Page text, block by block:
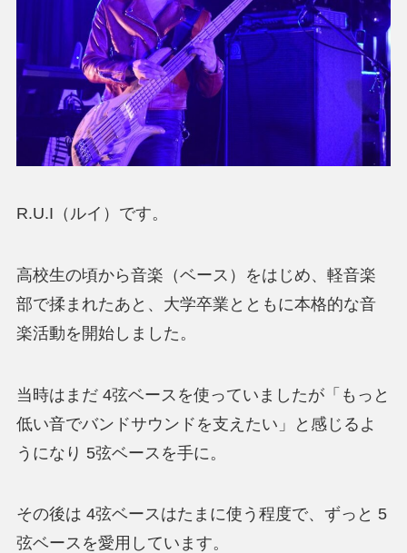
R.U.I（ルイ）です。
高校生の頃から音楽（ベース）をはじめ、軽音楽
部で揉まれたあと、大学卒業とともに本格的な音
楽活動を開始しました。
当時はまだ 4弦ベースを使っていましたが「もっと
低い音でバンドサウンドを支えたい」と感じるよ
うになり 5弦ベースを手に。
その後は 4弦ベースはたまに使う程度で、ずっと 5
弦ベースを愛用しています。